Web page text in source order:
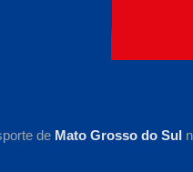
de Mato Grosso do Sul